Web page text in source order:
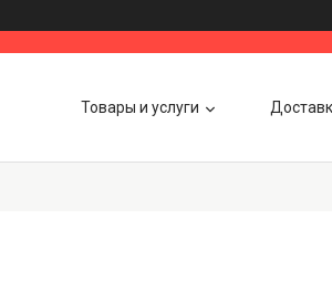
Товары и услуги